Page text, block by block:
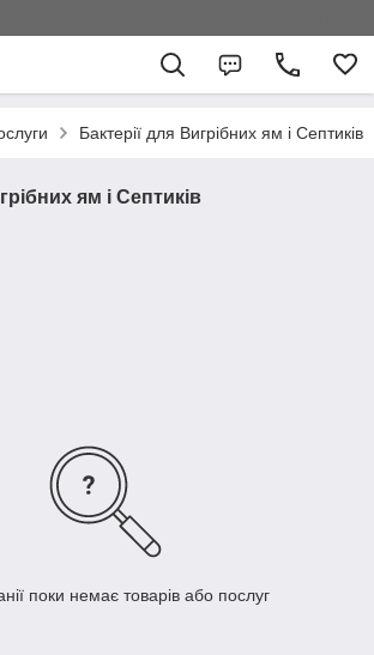
Бактерії для Вигрібних ям і Септиків
ям і Септиків
поки немає товарів або послуг